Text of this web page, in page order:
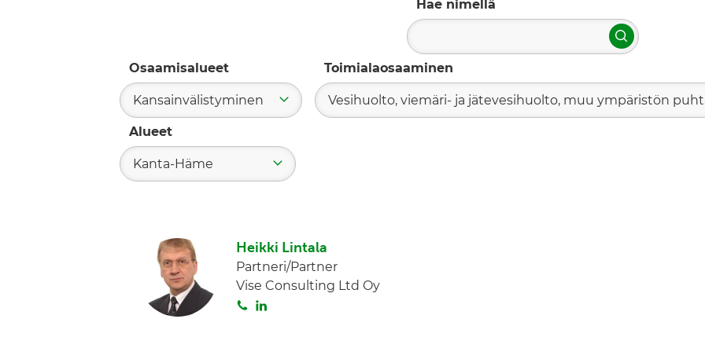
Hae nimellä
Hae
Osaamisalueet
Kansainvälistyminen
Toimialaosaaminen
Vesihuolto, viemäri- ja jätevesihuolto, muu ympäristön
Alueet
Kanta-Häme
Heikki Lintala
Partneri/Partner
Vise Consulting Ltd Oy
S